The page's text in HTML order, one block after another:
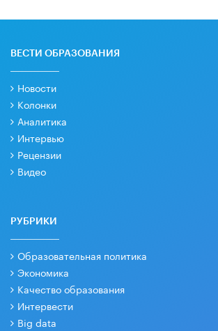
ВЕСТИ ОБРАЗОВАНИЯ
Новости
Колонки
Аналитика
Интервью
Рецензии
Видео
РУБРИКИ
Образовательная политика
Экономика
Качество образования
Интервести
Big data